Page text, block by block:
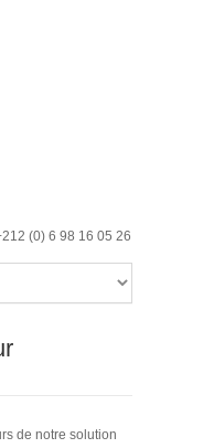
(0) 6 98 16 05 26
de notre solution